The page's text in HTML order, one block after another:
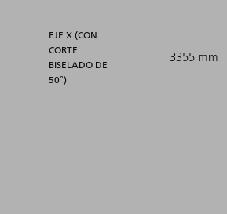
EJE X (CON
CORTE
BISELADO DE
50°)
3355 mm